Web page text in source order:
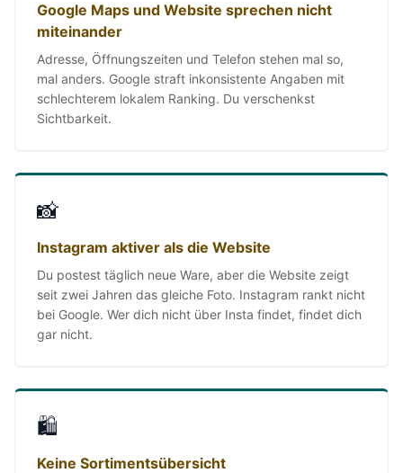
Google Maps und Website sprechen nicht
miteinander
Adresse, Öffnungszeiten und Telefon stehen mal so,
mal anders. Google straft inkonsistente Angaben mit
schlechterem lokalem Ranking. Du verschenkst
Sichtbarkeit.
📸
Instagram aktiver als die Website
Du postest täglich neue Ware, aber die Website zeigt
seit zwei Jahren das gleiche Foto. Instagram rankt nicht
bei Google. Wer dich nicht über Insta findet, findet dich
gar nicht.
🛍️
Keine Sortimentsübersicht